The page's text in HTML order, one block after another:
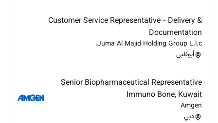
Arabic language proficiency is an advantage.
Preferred Candidate
Candidates currently based in the GCC are
preferred.
Strong overseas applicants with relevant
experience are also encouraged to apply.
Apply now!
Customer Service Representative - Delivery &
Documentation
Juma Al Majid Holding Group L.l.c.
أبوظبي
Senior Biopharmaceutical Representative
Immuno Bone, Kuwait
Amgen
دبي